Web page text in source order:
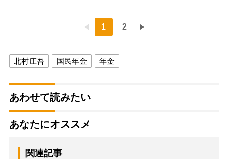
1 2
北村庄吾 国民年金 年金
あわせて読みたい
あなたにオススメ
関連記事